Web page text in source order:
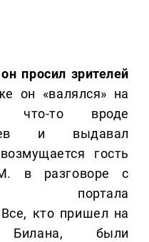
просил зрителей
он «валялся» на
что-то вроде
и выдавал
гость
в разговоре с
портала
кто пришел на
были